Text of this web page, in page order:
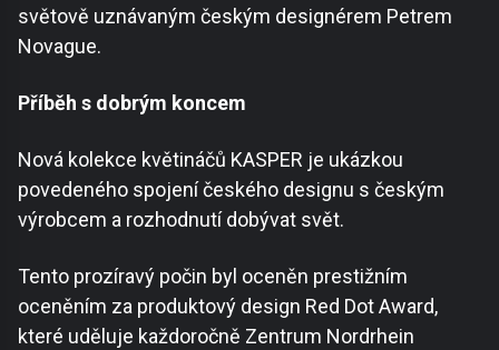
světově uznávaným českým designérem Petrem
Novague.
Příběh s dobrým koncem
Nová kolekce květináčů KASPER je ukázkou
povedeného spojení českého designu s českým
výrobcem a rozhodnutí dobývat svět.
Tento prozíravý počin byl oceněn prestižním
oceněním za produktový design Red Dot Award,
které uděluje každoročně Zentrum Nordrhein